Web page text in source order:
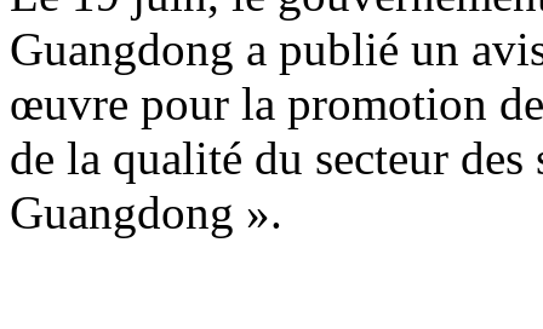
Guangdong a publié un
œuvre pour la promotion
de la qualité du secteur
Guangdong ».